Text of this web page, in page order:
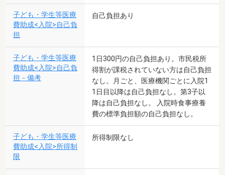
子ども・学生等医療
費助成<入院>自己負
担
自己負担あり
子ども・学生等医療
費助成<入院>自己負
担－備考
1日300円の自己負担あり。市民税所
得割が課税されていない方は自己負担
なし。月ごと、医療機関ごとに入院1
1日目以降は自己負担なし。第3子以
降は自己負担なし。 入院時食事療養
費の標準負担額の自己負担なし。
子ども・学生等医療
費助成<入院>所得制
限
所得制限なし